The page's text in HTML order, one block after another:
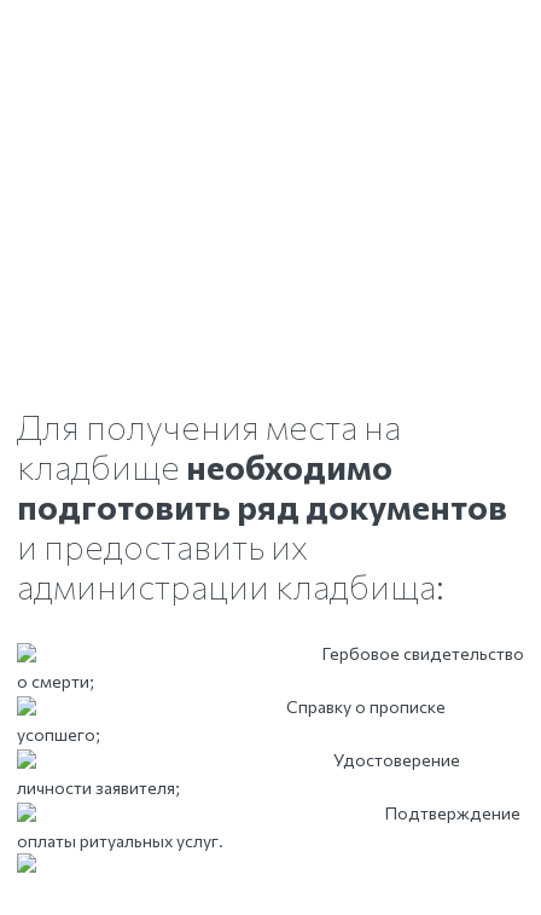
Для получения места на
кладбище необходимо
подготовить ряд документов
и предоставить их
администрации кладбища:
Гербовое свидетельство
о смерти;
Справку о прописке
усопшего;
Удостоверение
личности заявителя;
Подтверждение
оплаты ритуальных услуг.